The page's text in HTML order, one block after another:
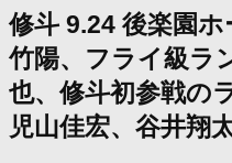
修斗 9.24 後楽園
竹陽、フライ級ラ
也、修斗初参戦の
児山佳宏、谷井翔